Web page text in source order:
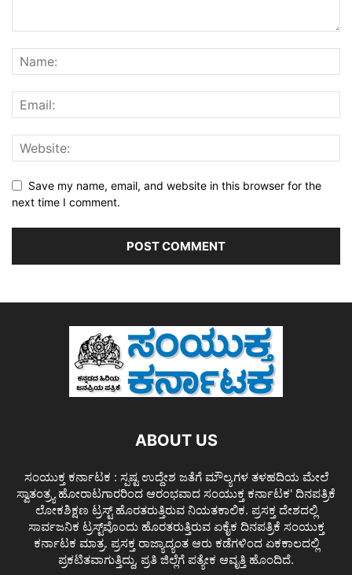
Save my name, email, and website in this browser for the
next time I comment.
ABOUT US
ಸಂಯುಕ್ತ ಕರ್ನಾಟಕ : ಸ್ಪಷ್ಟ ಉದ್ದೇಶ ಜತೆಗೆ ಮೌಲ್ಯಗಳ ತಳಹದಿಯ ಮೇಲೆ
ಸ್ವಾತಂತ್ರ್ಯ ಹೋರಾಟಗಾರರಿಂದ ಆರಂಭವಾದ ಸಂಯುಕ್ತ ಕರ್ನಾಟಕ' ದಿನಪತ್ರಿಕೆ
ಲೋಕಶಿಕ್ಷಣ ಟ್ರಸ್ಟ್ ಹೊರತರುತ್ತಿರುವ ನಿಯತಕಾಲಿಕ. ಪ್ರಸಕ್ತ ದೇಶದಲ್ಲಿ
ಸಾರ್ವಜನಿಕ ಟ್ರಸ್ಟ್‌ವೊಂದು ಹೊರತರುತ್ತಿರುವ ಏಕೈಕ ದಿನಪತ್ರಿಕೆ ಸಂಯುಕ್ತ
ಕರ್ನಾಟಕ ಮಾತ್ರ. ಪ್ರಸಕ್ತ ರಾಜ್ಯಾದ್ಯಂತ ಆರು ಕಡೆಗಳಿಂದ ಏಕಕಾಲದಲ್ಲಿ
ಪ್ರಕಟಿತವಾಗುತ್ತಿದ್ದು, ಪ್ರತಿ ಜಿಲ್ಲೆಗೆ ಪತ್ಯೇಕ ಆವೃತ್ತಿ ಹೊಂದಿದೆ.